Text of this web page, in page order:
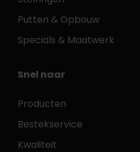
Putten & Opbouw
Specials & Maatwerk
Snel naar
Producten
Bestekservice
Kwaliteit